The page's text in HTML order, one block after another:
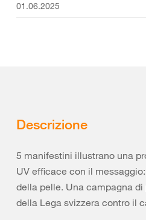
01.06.2025
Descrizione
5 manifestini illustrano una
UV efficace con il
della pelle. Una campagna
della Lega svizzera contro il